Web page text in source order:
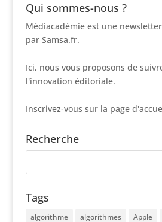
Qui sommes-nous ?
Médiacadémie est une
par Samsa.fr.
Ici, nous vous proposons de
l'innovation éditoriale.
Inscrivez-vous sur la page
Recherche
Tags
algorithme algorithmes Apple